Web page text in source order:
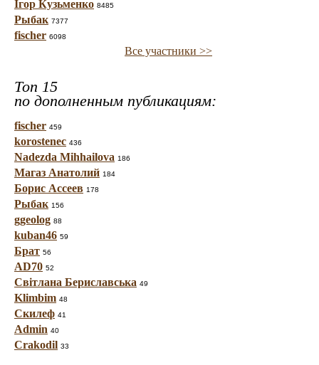
Ігор Кузьменко 8485
Рыбак 7377
fischer 6098
Все участники >>
Топ 15
по дополненным публикациям:
fischer 459
korostenec 436
Nadezda Mihhailova 186
Магаз Анатолий 184
Борис Ассеев 178
Рыбак 156
ggeolog 88
kuban46 59
Брат 56
AD70 52
Світлана Бериславська 49
Klimbim 48
Скилеф 41
Admin 40
Crakodil 33